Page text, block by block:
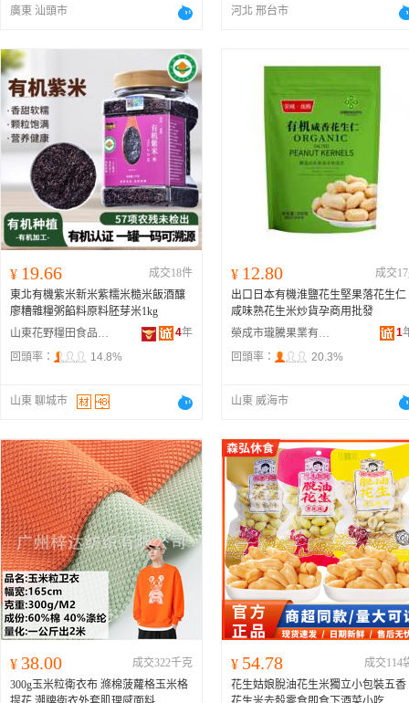
廣東 汕頭市 河北 邢台市
¥ 19.66
成交18件
東北有機紫米新米紫糯米糙米飯酒釀
廖糟雜糧粥餡料原料胚芽米1kg
山東花野糧田食品有限公司
4年
回頭率：
14.8%
山東 聊城市
¥ 12.80
成交
出口日本有機淮鹽花生堅果落花生仁
咸味熟花生米炒貨孕商用批發
榮成市瓏騰果業有限公司
1
回頭率：
20.3%
山東 威海市
¥ 38.00
成交322千克
300g玉米粒衛衣布 滌棉菠蘿格玉米格
¥ 54.78
成交114
花生姑娘脫油花生米獨立小包裝五香